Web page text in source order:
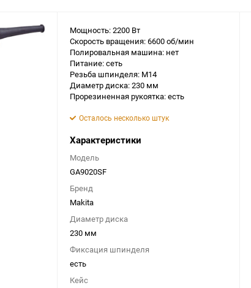
Выберите
Выберите
Выберите
Мощность: 2200 Вт
Скорость вращения: 6600 об/мин
Полировальная машина: нет
Питание: сеть
Резьба шпинделя: M14
Диаметр диска: 230 мм
Прорезиненная рукоятка: есть
Осталось несколько штук
Характеристики
Модель
GA9020SF
Бренд
Makita
Диаметр диска
230 мм
Фиксация шпинделя
есть
Кейс